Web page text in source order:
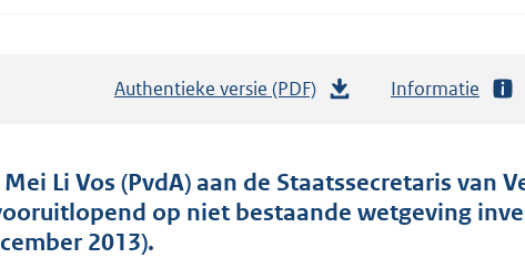
Authentieke versie (PDF)
t
a
Informatie
Li Vos (PvdA) aan de Staatssecretaris van
op niet bestaande wetgeving
2013).